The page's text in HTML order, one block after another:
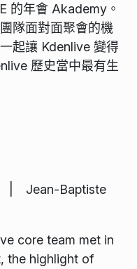
的年會 Akademy。
隊面對面聚會的機
起讓 Kdenlive 變得
歷史當中最有生
| Jean-Baptiste
core team met in
the highlight of